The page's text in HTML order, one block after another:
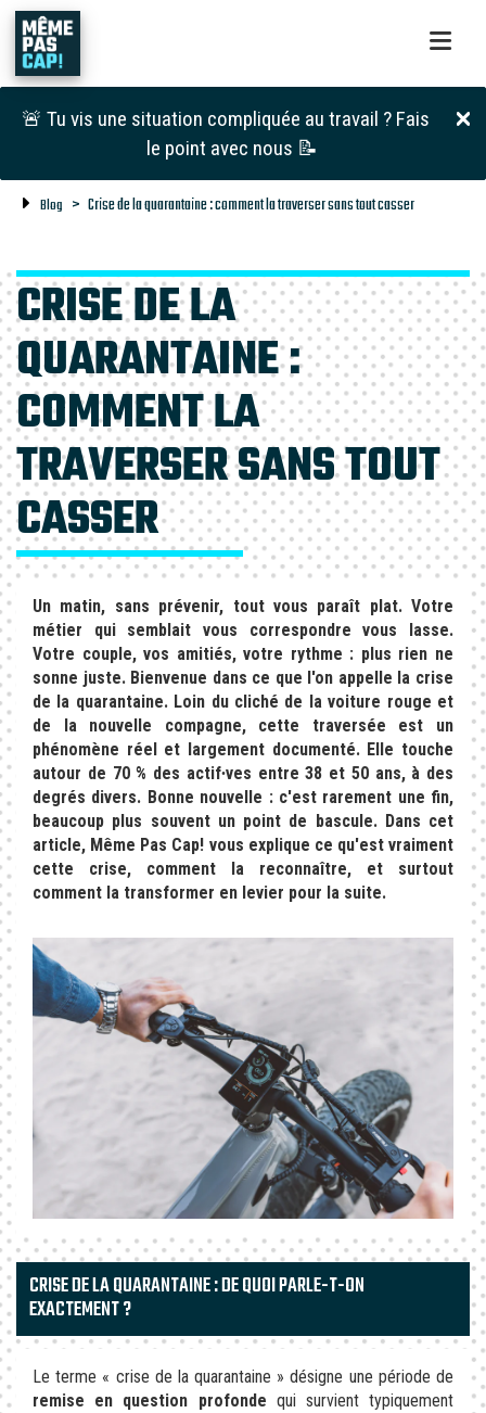
🚨 Tu vis une situation compliquée au travail ? Fais
le point avec nous 📝
Blog Crise de la quarantaine : comment la traverser sans tout casser
CRISE DE LA
QUARANTAINE :
COMMENT LA
TRAVERSER SANS TOUT
CASSER
Un matin, sans prévenir, tout vous paraît plat. Votre
métier qui semblait vous correspondre vous lasse.
Votre couple, vos amitiés, votre rythme : plus rien ne
sonne juste. Bienvenue dans ce que l'on appelle la crise
de la quarantaine. Loin du cliché de la voiture rouge et
de la nouvelle compagne, cette traversée est un
phénomène réel et largement documenté. Elle touche
autour de 70 % des actif∙ves entre 38 et 50 ans, à des
degrés divers. Bonne nouvelle : c'est rarement une fin,
beaucoup plus souvent un point de bascule. Dans cet
article, Même Pas Cap! vous explique ce qu'est vraiment
cette crise, comment la reconnaître, et surtout
comment la transformer en levier pour la suite.
CRISE DE LA QUARANTAINE : DE QUOI PARLE-T-ON
EXACTEMENT ?
Le terme « crise de la quarantaine » désigne une période de
remise en question profonde qui survient typiquement